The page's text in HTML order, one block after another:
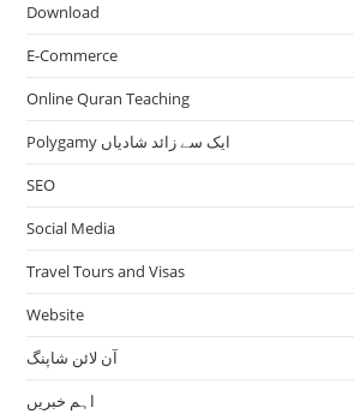
Download
E-Commerce
Online Quran Teaching
Polygamy ایک سے زائد شادیاں
SEO
Social Media
Travel Tours and Visas
Website
آن لائن شاپنگ
اہم خبریں